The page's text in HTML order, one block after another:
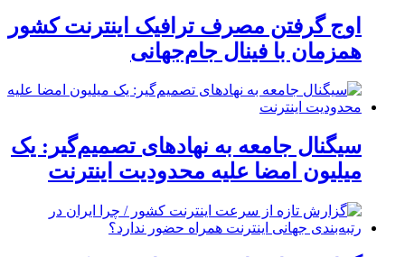
اوج گرفتن مصرف ترافیک اینترنت کشور
همزمان با فینال جام‌جهانی
سیگنال جامعه به نهادهای تصمیم‌گیر: یک
میلیون امضا علیه محدودیت اینترنت